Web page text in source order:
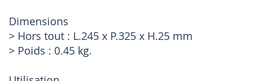
Dimensions
> Hors tout : L.245 x P.325 x H.25 mm
> Poids : 0.45 kg.